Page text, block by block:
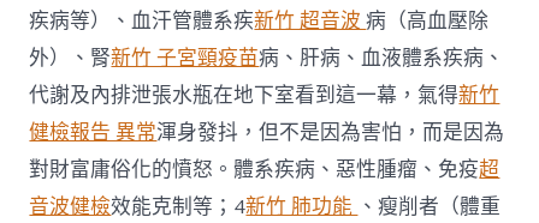
疾病等）、血汗管體系疾新竹 超音波病（高血壓除
外）、腎新竹 子宮頸疫苗病、肝病、血液體系疾病、
代謝及內排泄張水瓶在地下室看到這一幕，氣得新竹
健檢報告 異常渾身發抖，但不是因為害怕，而是因為
對財富庸俗化的憤怒。體系疾病、惡性腫瘤、免疫超
音波健檢效能克制等；4新竹 肺功能 、瘦削者（體重